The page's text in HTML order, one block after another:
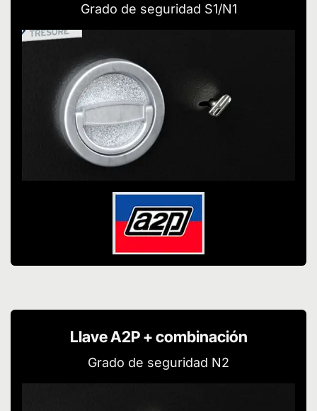
Grado de seguridad S1/N1
Llave A2P + combinación
Grado de seguridad N2